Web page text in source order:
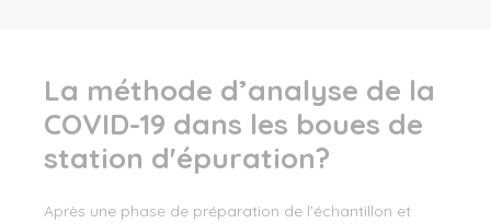
La méthode d’analyse de la
COVID-19 dans les boues de
station d'épuration?
Après une phase de préparation de l’échantillon et